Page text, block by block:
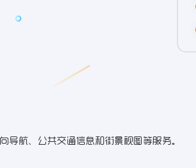
导航、公共交通信息和街景视图等服务。